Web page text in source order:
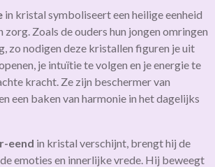
in kristal symboliseert een heilige eenheid
zorg. Zoals de ouders hun jongen omringen
zo nodigen deze kristallen figuren je uit
je intuïtie te volgen en je energie te
kracht. Ze zijn beschermer van
een baken van harmonie in het dagelijks
eend in kristal verschijnt, brengt hij de
emoties en innerlijke vrede. Hij beweegt